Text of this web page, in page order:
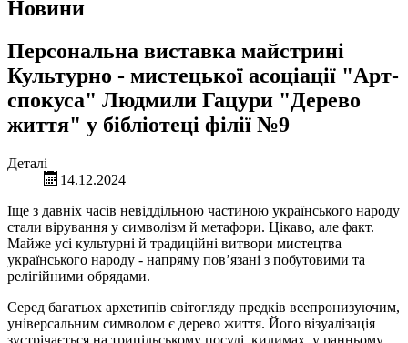
Новини
Персональна виставка майстрині
Культурно - мистецької асоціації "Арт-
спокуса" Людмили Гацури "Дерево
життя" у бібліотеці філії №9
Деталі
14.12.2024
Іще з давніх часів невіддільною частиною українського народу
стали вірування у символізм й метафори. Цікаво, але факт.
Майже усі культурні й традиційні витвори мистецтва
українського народу - напряму пов’язані з побутовими та
релігійними обрядами.
Серед багатьох архетипів світогляду предків всепронизуючим,
універсальним символом є дерево життя. Його візуалізація